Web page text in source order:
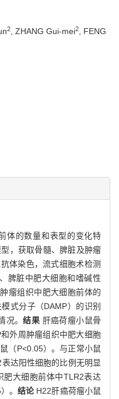
2 , ZHANG Gui-mei2
, FENG
体的数量和表型的变化特
，获取骨髓、脾脏及肿瘤
体染色，流式细胞术检测
脾脏中肥大细胞和嗜碱性
瘤组织中肥大细胞前体的
式分子（DAMP）的识别
况。结果 肝癌荷瘤小鼠骨
外周肿瘤组织中肥大细胞
（P<0.05）。与正常小鼠
达阳性细胞的比例无明显
肥大细胞前体中TLR2表达
。 结论 H22肝癌荷瘤小鼠